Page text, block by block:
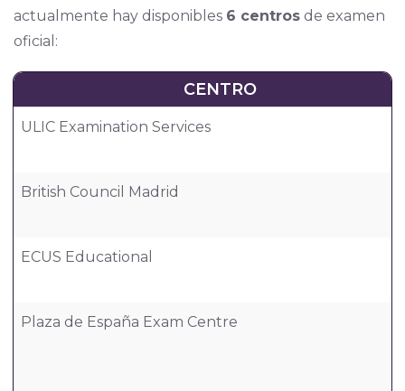
actualmente hay disponibles 6 centrosde examen
oficial:
CENTRO
ULIC Examination Services
British Council Madrid
ECUS Educational
Plaza de España Exam Centre